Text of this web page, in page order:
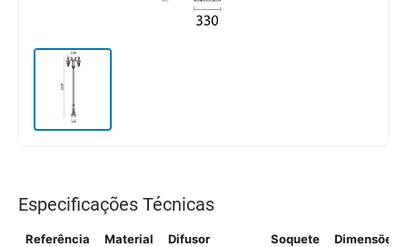
Especificações Técnicas
Referência Material Difusor Soquete
Dimensões